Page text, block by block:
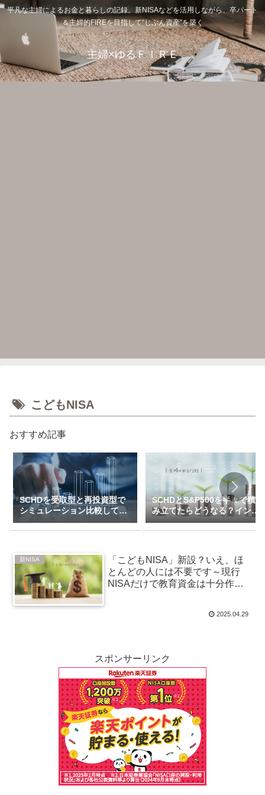
平凡な主婦によるお金と暮らしの記録。新NISAなどを活用しながら、卒パート
＆主婦的FIREを目指して“じぶん資産”を築く
主婦×ゆるＦＩＲＥ
こどもNISA
おすすめ記事
SCHDを受取型と再投資型で
シミュレーション比較してみ
た（一括＆特定口座で3万～
10万積立）
SCHDとS&P500を半々で積
み立てたらどうなる？インデ
ックス×高配当のハイブリッ
ド投資戦略
新NISA
「こどもNISA」新設？いえ、ほ
とんどの人には不要です～現行
NISAだけで教育資金は十分作れ
る～
2025.04.29
スポンサーリンク